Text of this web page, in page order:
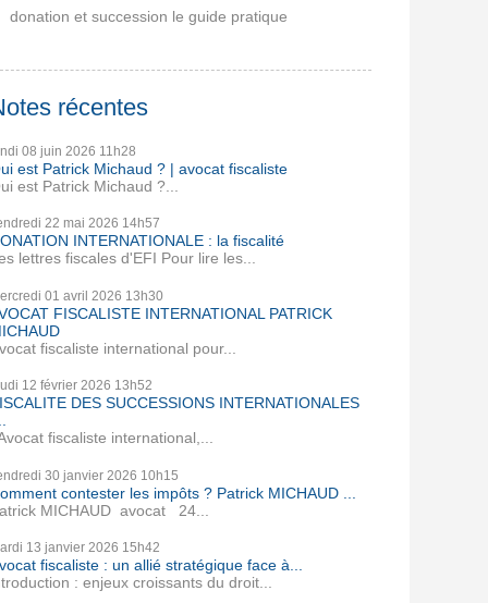
donation et succession le guide pratique
récentes
08 juin 2026 11h28
est Patrick Michaud ? | avocat fiscaliste
est Patrick Michaud ?...
22 mai 2026 14h57
INTERNATIONALE : la fiscalité
lettres fiscales d'EFI Pour lire les...
01 avril 2026 13h30
FISCALISTE INTERNATIONAL PATRICK
fiscaliste international pour...
12 février 2026 13h52
DES SUCCESSIONS INTERNATIONALES
fiscaliste international,...
30 janvier 2026 10h15
contester les impôts ? Patrick MICHAUD ...
MICHAUD avocat 24...
13 janvier 2026 15h42
fiscaliste : un allié stratégique face à...
: enjeux croissants du droit...